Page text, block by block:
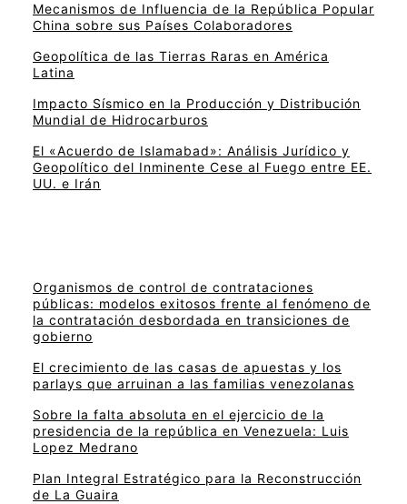
Mecanismos de Influencia de la República Popular
China sobre sus Países Colaboradores
Geopolítica de las Tierras Raras en América
Latina
Impacto Sísmico en la Producción y Distribución
Mundial de Hidrocarburos
El «Acuerdo de Islamabad»: Análisis Jurídico y
Geopolítico del Inminente Cese al Fuego entre EE.
UU. e Irán
Organismos de control de contrataciones
públicas: modelos exitosos frente al fenómeno de
la contratación desbordada en transiciones de
gobierno
El crecimiento de las casas de apuestas y los
parlays que arruinan a las familias venezolanas
Sobre la falta absoluta en el ejercicio de la
presidencia de la república en Venezuela: Luis
Lopez Medrano
Plan Integral Estratégico para la Reconstrucción
de La Guaira